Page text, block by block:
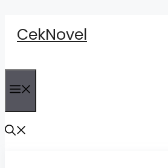
content
CekNovel